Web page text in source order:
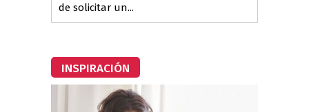
de solicitar un...
INSPIRACIÓN